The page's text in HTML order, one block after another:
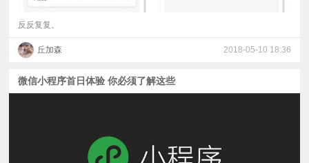
讯
评
测
反反复复。
丘加森 2018-05-10 18:36
微信小程序首日体验 你必须了解这些